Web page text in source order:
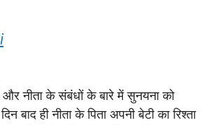
नीता के संबंधों के बारे में सुनयना को
ही नीता के पिता अपनी बेटी का रिश्ता